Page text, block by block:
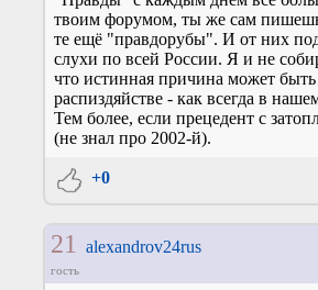
твоим форумом, ты же сам
те ещё "правдорубы". И от них
слухи по всей России. Я и не
что истинная причина может быть
распиздяйстве - как всегда в
Тем более, если прецедент с
(не знал про 2002-й).
+0
21 alexandrov24rus
гость